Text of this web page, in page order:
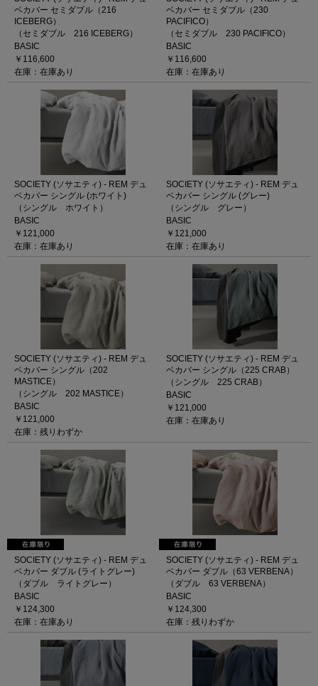
ベカバー セミダブル（216
ICEBERG）
（セミダブル 216 ICEBERG）
BASIC
￥116,600
在庫：在庫あり
ベカバー セミダブル（230
PACIFICO）
（セミダブル 230 PACIFICO）
BASIC
￥116,600
在庫：在庫あり
SOCIETY (ソサエティ) - REM デュ
ベカバー シングル (ホワイト)
（シングル ホワイト）
BASIC
￥121,000
在庫：在庫あり
SOCIETY (ソサエティ) - REM デュ
ベカバー シングル (グレー)
（シングル グレー）
BASIC
￥121,000
在庫：在庫あり
SOCIETY (ソサエティ) - REM デュ
ベカバー シングル（202
MASTICE）
（シングル 202 MASTICE）
BASIC
￥121,000
在庫：残りわずか
SOCIETY (ソサエティ) - REM デュ
ベカバー シングル（225 CRAB）
（シングル 225 CRAB）
BASIC
￥121,000
在庫：在庫あり
SOCIETY (ソサエティ) - REM デュ
ベカバー ダブル (ライトグレー)
（ダブル ライトグレー）
BASIC
￥124,300
在庫：在庫あり
SOCIETY (ソサエティ) - REM デュ
ベカバー ダブル（63 VERBENA）
（ダブル 63 VERBENA）
BASIC
￥124,300
在庫：残りわずか